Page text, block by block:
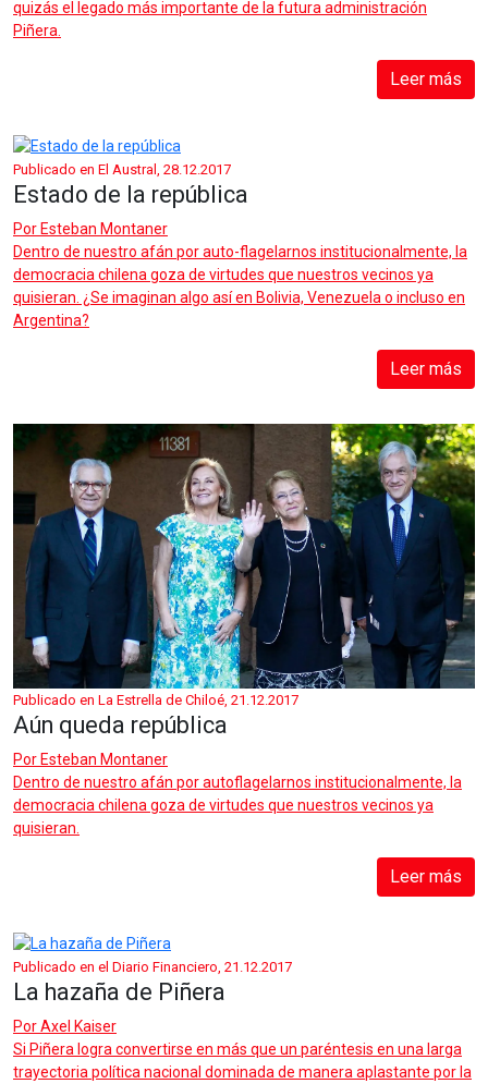
quizás el legado más importante de la futura administración
Piñera.
Leer más
Publicado en El Austral, 28.12.2017
Estado de la república
Por Esteban Montaner
Dentro de nuestro afán por auto-flagelarnos institucionalmente, la
democracia chilena goza de virtudes que nuestros vecinos ya
quisieran. ¿Se imaginan algo así en Bolivia, Venezuela o incluso en
Argentina?
Leer más
Publicado en La Estrella de Chiloé, 21.12.2017
Aún queda república
Por Esteban Montaner
Dentro de nuestro afán por autoflagelarnos institucionalmente, la
democracia chilena goza de virtudes que nuestros vecinos ya
quisieran.
Leer más
Publicado en el Diario Financiero, 21.12.2017
La hazaña de Piñera
PorAxel Kaiser
Si Piñera logra convertirse en más que un paréntesis en una larga
trayectoria política nacional dominada de manera aplastante por la